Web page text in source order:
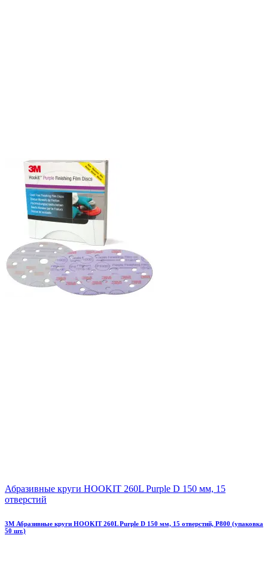
Абразивные круги HOOKIT 260L Purplе D 150 мм, 15
отверстий
3М Абразивные круги HOOKIT 260L Purplе D 150 мм, 15 отверстий, Р800 (упаковка
50 шт.)